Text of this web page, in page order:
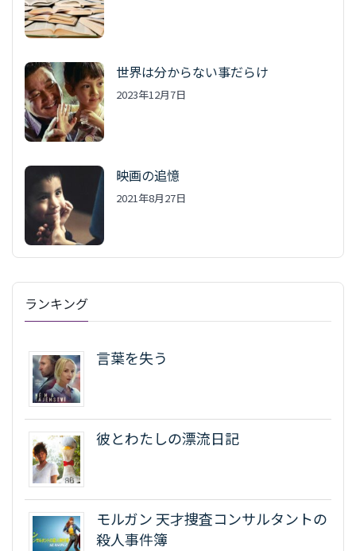
世界は分からない事だらけ
2023年12月7日
映画の追憶
2021年8月27日
ランキング
言葉を失う
彼とわたしの漂流日記
モルガン 天才捜査コンサルタントの
殺人事件簿